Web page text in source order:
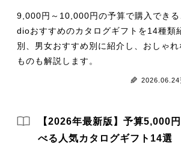
9,000円～10,000円の予算で購入でき
dioおすすめのカタログギフトを14種類
別、男女おすすめ別に紹介し、おしゃ
ものも解説します。
2026.06.24
【2026年最新版】予算5,000
べる人気カタログギフト14選